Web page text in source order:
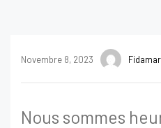
Novembre 8, 2023 Fidamar
Nous sommes